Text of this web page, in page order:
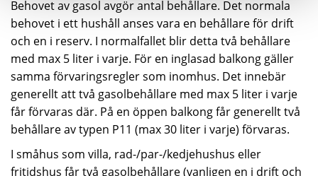
Behovet av gasol avgör antal behållare. Det normala
behovet i ett hushåll anses vara en behållare för drift
och en i reserv. I normalfallet blir detta två behållare
med max 5 liter i varje. För en inglasad balkong gäller
samma förvaringsregler som inomhus. Det innebär
generellt att två gasolbehållare med max 5 liter i varje
får förvaras där. På en öppen balkong får generellt två
behållare av typen P11 (max 30 liter i varje) förvaras.
I småhus som villa, rad-/par-/kedjehushus eller
fritidshus får två gasolbehållare (vanligen en i drift och